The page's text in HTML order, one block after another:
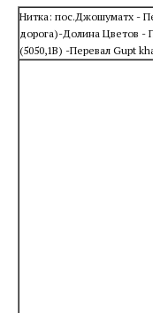
Нитка: пос.Джошуматх -
дорога)-Долина Цветов -
(5050,1B) -Перевал Gupt